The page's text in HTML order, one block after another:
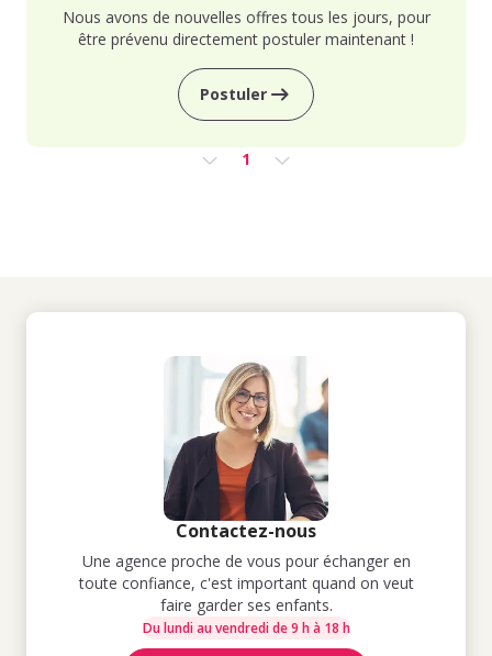
Nous avons de nouvelles offres tous les jours, pour
être prévenu directement postuler maintenant !
Postuler
1
Contactez-nous
Une agence proche de vous pour échanger en
toute confiance, c'est important quand on veut
faire garder ses enfants.
Du lundi au vendredi de 9 h à 18 h